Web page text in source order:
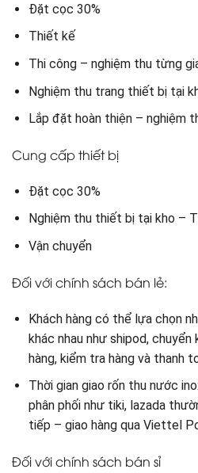
Đặt cọc 30%
Thiết kế
Thi công – nghiệm thu từng
Nghiệm thu trang thiết bị tại
Lắp đặt hoàn thiện – nghiệm
Cung cấp thiết bị
Đặt cọc 30%
Nghiệm thu thiết bị tại kho –
Vận chuyển
Đối với chính sách bán lẻ:
Khách hàng có thể lựa chọn
khác nhau như shipod, chuyển
hàng, kiểm tra hàng và thanh
Thời gian giao rốn thu nước
phân phối như tiki, lazada
tiếp – giao hàng qua Viettel
Đối với chính sách bán sỉ